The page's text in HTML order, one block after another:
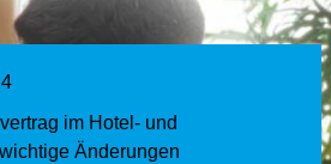
im Hotel- und
Änderungen